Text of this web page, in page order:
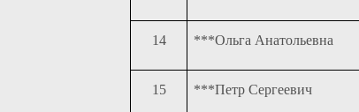
14 ***Ольга Анатольевна
15 ***Петр Сергеевич